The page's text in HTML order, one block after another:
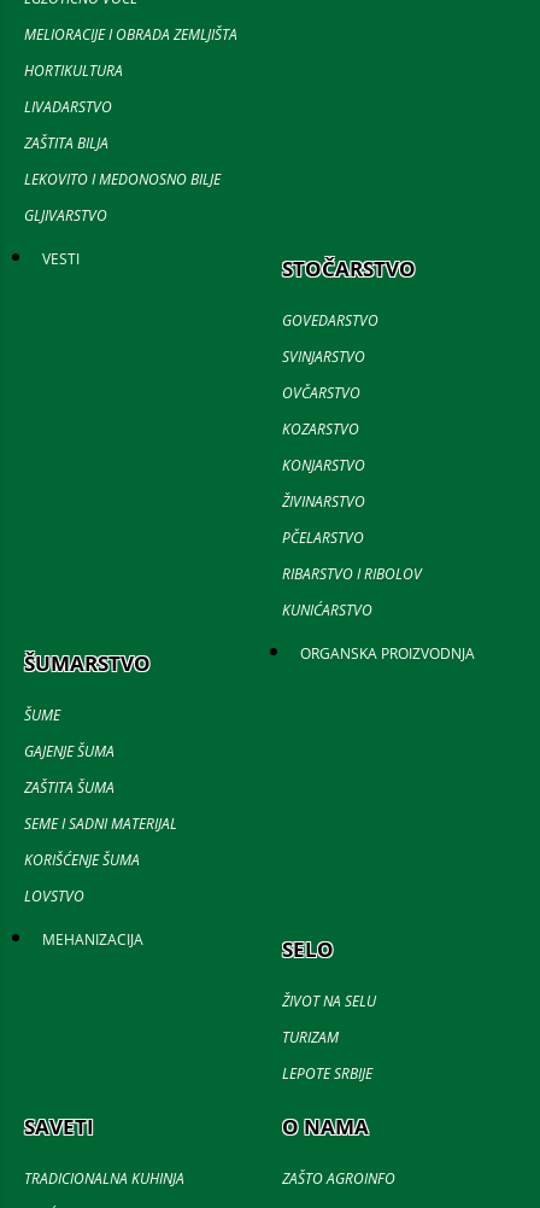
MELIORACIJE I OBRADA ZEMLJIŠTA
HORTIKULTURA
LIVADARSTVO
ZAŠTITA BILJA
LEKOVITO I MEDONOSNO BILJE
GLJIVARSTVO
VESTI STOČARSTVO
GOVEDARSTVO
SVINJARSTVO
OVČARSTVO
KOZARSTVO
KONJARSTVO
ŽIVINARSTVO
PČELARSTVO
RIBARSTVO I RIBOLOV
KUNIĆARSTVO
ŠUMARSTVO
ŠUME
GAJENJE ŠUMA
ZAŠTITA ŠUMA
SEME I SADNI MATERIJAL
KORIŠĆENJE ŠUMA
LOVSTVO
ORGANSKA PROIZVODNJA
MEHANIZACIJA SELO
ŽIVOT NA SELU
TURIZAM
LEPOTE SRBIJE
SAVETI
TRADICIONALNA KUHINJA
O NAMA
ZAŠTO AGROINFO